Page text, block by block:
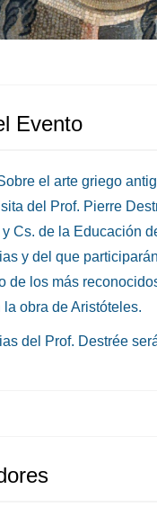
Evento
el arte griego
del Prof. Pierre
Cs. de la Educación
y del que
de los más
obra de Aristóteles.
del Prof. Destrée